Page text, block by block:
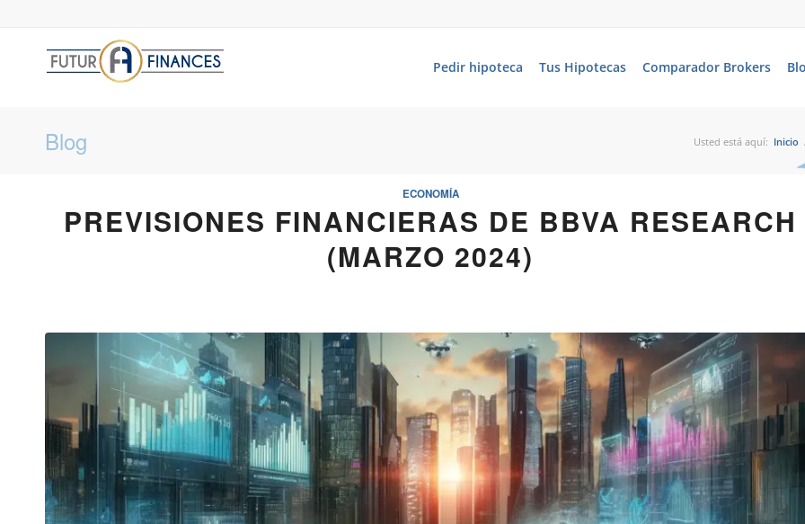
Pedir hipoteca Tus Hipotecas Comparador Brokers
Blog Usted está aquí: Inicio
ECONOMÍA
PREVISIONES FINANCIERAS DE BBVA RESEARCH
(MARZO 2024)